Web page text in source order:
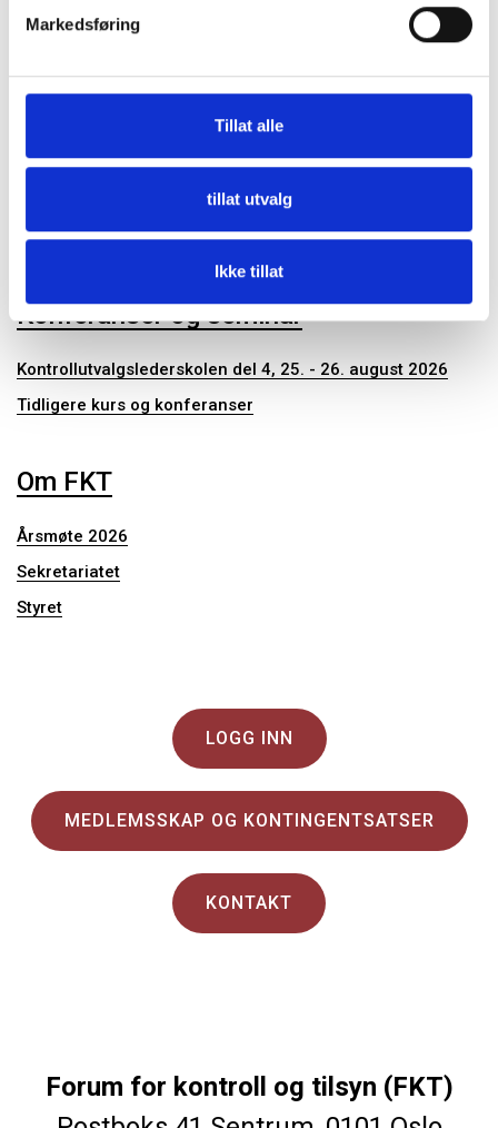
Markedsføring
Tillat alle
tillat utvalg
Ikke tillat
Fagtema
Kommunalrett
Konferanser og seminar
Kontrollutvalgslederskolen del 4, 25. - 26. august 2026
Tidligere kurs og konferanser
Om FKT
Årsmøte 2026
Sekretariatet
Styret
LOGG INN
MEDLEMSSKAP OG KONTINGENTSATSER
KONTAKT
Forum for kontroll og tilsyn (FKT)